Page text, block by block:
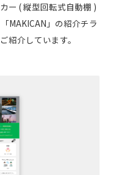
ー ( 縦型回転式自動棚 )
MAKICAN」の紹介チラ
紹介しています。